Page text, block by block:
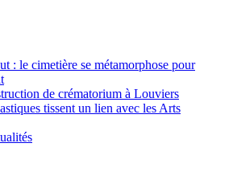
: le cimetière se métamorphose pour
de crématorium à Louviers
tissent un lien avec les Arts